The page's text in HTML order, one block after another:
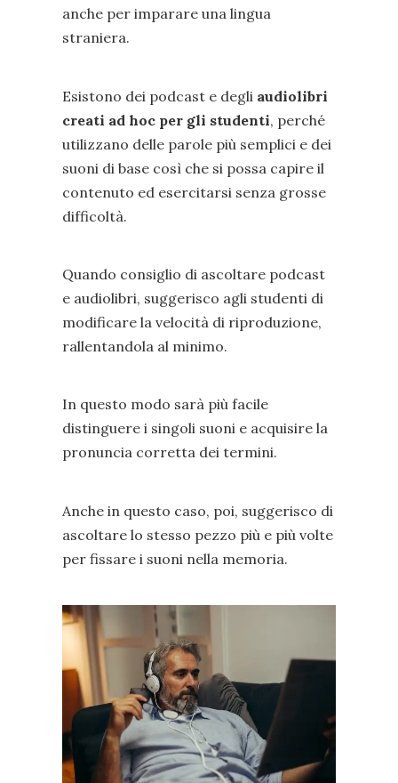
anche per imparare una lingua
straniera.
Esistono dei podcast e degli audiolibri
creati ad hoc per gli studenti, perché
utilizzano delle parole più semplici e dei
suoni di base così che si possa capire il
contenuto ed esercitarsi senza grosse
difficoltà.
Quando consiglio di ascoltare podcast
e audiolibri, suggerisco agli studenti di
modificare la velocità di riproduzione,
rallentandola al minimo.
In questo modo sarà più facile
distinguere i singoli suoni e acquisire la
pronuncia corretta dei termini.
Anche in questo caso, poi, suggerisco di
ascoltare lo stesso pezzo più e più volte
per fissare i suoni nella memoria.